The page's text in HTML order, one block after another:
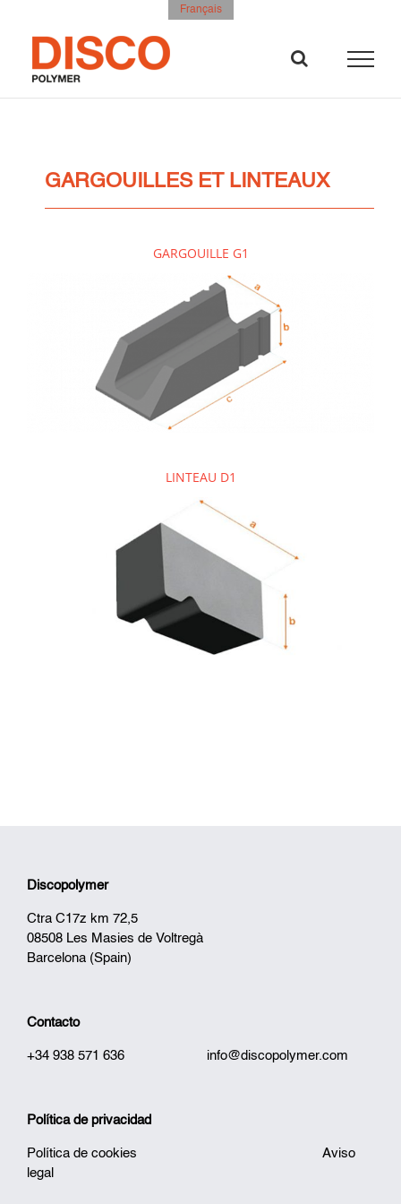
Français
GARGOUILLES ET LINTEAUX
GARGOUILLE G1
LINTEAU D1
Discopolymer
Ctra C17z km 72,5
08508 Les Masies de Voltregà
Barcelona (Spain)
Contacto
+34 938 571 636 info@discopolymer.com
Política de privacidad
Política de cookies Aviso
legal